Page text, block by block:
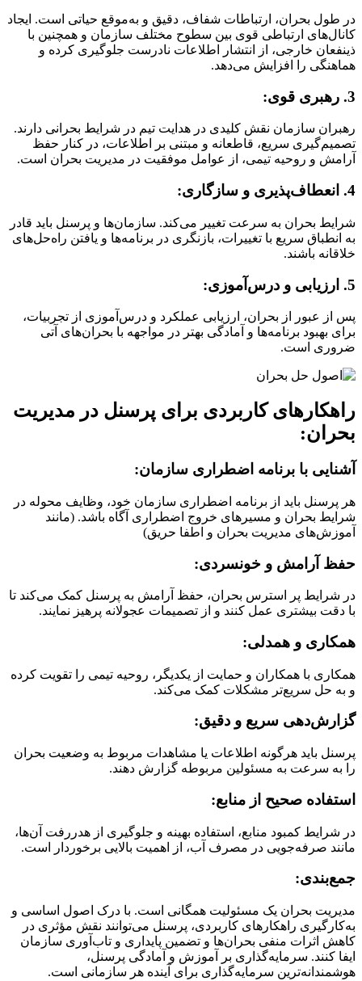
در طول بحران، ارتباطات شفاف، دقیق و به‌موقع حیاتی است. ایجاد
کانال‌های ارتباطی قوی بین سطوح مختلف سازمان و همچنین با
ذینفعان خارجی، از انتشار اطلاعات نادرست جلوگیری کرده و
هماهنگی را افزایش می‌دهد.
3. رهبری قوی:
رهبران سازمان نقش کلیدی در هدایت تیم در شرایط بحرانی دارند.
تصمیم‌گیری سریع، قاطعانه و مبتنی بر اطلاعات، در کنار حفظ
آرامش و روحیه تیمی، از عوامل موفقیت در مدیریت بحران است.
4. انعطاف‌پذیری و سازگاری:
شرایط بحران به سرعت تغییر می‌کند. سازمان‌ها و پرسنل باید قادر
به انطباق سریع با تغییرات، بازنگری در برنامه‌ها و یافتن راه‌حل‌های
خلاقانه باشند.
5. ارزیابی و درس‌آموزی:
پس از عبور از بحران، ارزیابی عملکرد و درس‌آموزی از تجربیات،
برای بهبود برنامه‌ها و آمادگی بهتر در مواجهه با بحران‌های آتی
ضروری است.
راهکارهای کاربردی برای پرسنل در مدیریت
بحران:
آشنایی با برنامه اضطراری سازمان:
هر پرسنل باید از برنامه اضطراری سازمان خود، وظایف محوله در
شرایط بحران و مسیرهای خروج اضطراری آگاه باشد. (مانند
آموزش‌های مدیریت بحران و اطفا حریق)
حفظ آرامش و خونسردی:
در شرایط پر استرس بحران، حفظ آرامش به پرسنل کمک می‌کند تا
با دقت بیشتری عمل کنند و از تصمیمات عجولانه پرهیز نمایند.
همکاری و همدلی:
همکاری با همکاران و حمایت از یکدیگر، روحیه تیمی را تقویت کرده
و به حل سریع‌تر مشکلات کمک می‌کند.
گزارش‌دهی سریع و دقیق:
پرسنل باید هرگونه اطلاعات یا مشاهدات مربوط به وضعیت بحران
را به سرعت به مسئولین مربوطه گزارش دهند.
استفاده صحیح از منابع:
در شرایط کمبود منابع، استفاده بهینه و جلوگیری از هدررفت آن‌ها،
مانند صرفه‌جویی در مصرف آب، از اهمیت بالایی برخوردار است.
جمع‌بندی:
مدیریت بحران یک مسئولیت همگانی است. با درک اصول اساسی و
به‌کارگیری راهکارهای کاربردی، پرسنل می‌توانند نقش مؤثری در
کاهش اثرات منفی بحران‌ها و تضمین پایداری و تاب‌آوری سازمان
ایفا کنند. سرمایه‌گذاری بر آموزش و آمادگی پرسنل،
هوشمندانه‌ترین سرمایه‌گذاری برای آینده هر سازمانی است.